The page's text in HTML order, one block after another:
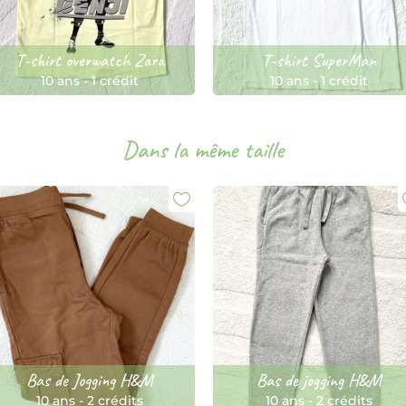
T-shirt overwatch Zara
10 ans-1 crédit
T-shirt SuperMan
10 ans-1 crédit
Dans la même taille
Bas de Jogging H&M
10 ans- 2 crédits
Bas de jogging H&M
10 ans- 2 crédits